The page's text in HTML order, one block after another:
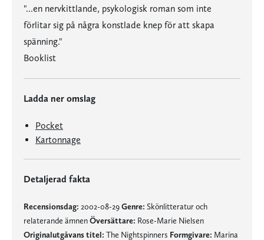
"...en nervkittlande, psykologisk roman som inte
förlitar sig på några konstlade knep för att skapa
spänning."
Booklist
Ladda ner omslag
Pocket
Kartonnage
Detaljerad fakta
Recensionsdag: 2002-08-29Genre: Skönlitteratur och
relaterande ämnenÖversättare: Rose-Marie Nielsen
Originalutgåvans titel: The Nightspinners Formgivare: Marina